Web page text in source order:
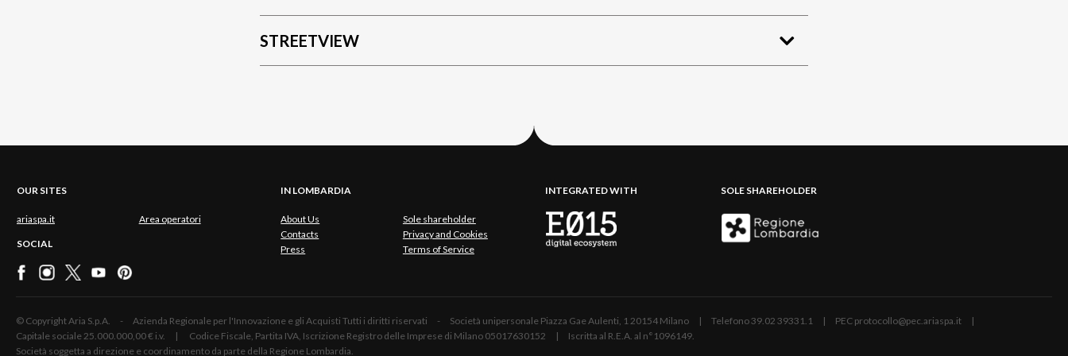
STREETVIEW
OUR SITES
ariaspa.it Area operatori
SOCIAL
IN LOMBARDIA
About Us
Sole shareholder
Contacts
Privacy and Cookies
Press
Terms of Service
INTEGRATED WITH SOLE SHAREHOLDER
© Copyright Aria S.p.A. - Azienda Regionale per l'Innovazione e gli Acquisti Tutti i diritti riservati - Società unipersonale Piazza Gae Aulenti, 1 20154 Milano | Telefono 39.02 39331.1 | PEC protocollo@pec.ariaspa.it |
Capitale sociale 25.000.000,00 € i.v. | Codice Fiscale, Partita IVA, Iscrizione Registro delle Imprese di Milano 05017630152 | Iscritta al R.E.A. al n°1096149.
Società soggetta a direzione e coordinamento da parte della Regione Lombardia.